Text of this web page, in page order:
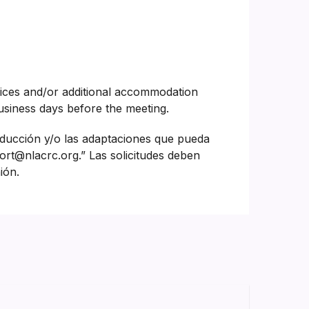
and/or additional accommodation
days before the meeting.
y/o las adaptaciones que pueda
Las solicitudes deben